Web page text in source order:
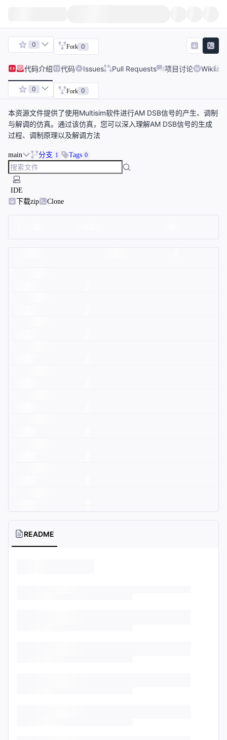
0 Fork 0
代码介绍 代码 Issues Pull Requests 项目讨论 Wiki
0 Fork 0
本资源文件提供了使用Multisim软件进行AM DSB信号的产生、调制
与解调的仿真。通过该仿真，您可以深入理解AM DSB信号的生成
过程、调制原理以及解调方法
main 分支 1 Tags 0
IDE
下载zip
Clone
README